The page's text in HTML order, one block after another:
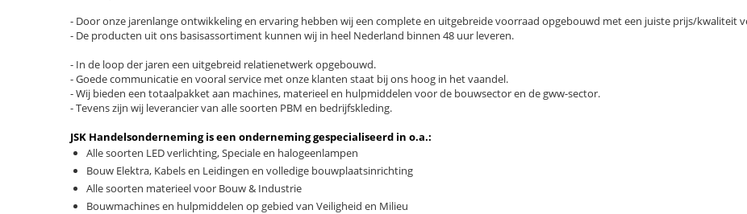
- Door onze jarenlange ontwikkeling en ervaring hebben wij een complete en uitgebreide voorraad opgebouwd met een juiste prijs/kwaliteit
- De producten uit ons basisassortiment kunnen wij in heel Nederland binnen 48 uur leveren.
- In de loop der jaren een uitgebreid relatienetwerk opgebouwd.
- Goede communicatie en vooral service met onze klanten staat bij ons hoog in het vaandel.
- Wij bieden een totaalpakket aan machines, materieel en hulpmiddelen voor de bouwsector en de gww-sector.
- Tevens zijn wij leverancier van alle soorten PBM en bedrijfskleding.
JSK Handelsonderneming is een onderneming gespecialiseerd in o.a.:
Alle soorten LED verlichting, Speciale en halogeenlampen
Bouw Elektra, Kabels en Leidingen en volledige bouwplaatsinrichting
Alle soorten materieel voor Bouw & Industrie
Bouwmachines en hulpmiddelen op gebied van Veiligheid en Milieu